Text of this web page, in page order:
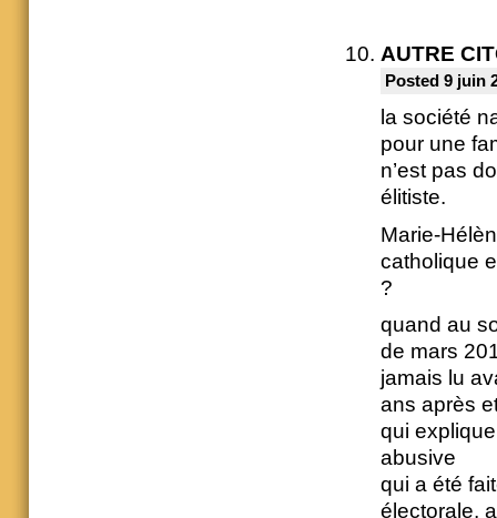
AUTRE
Posted 9 juin
la société
pour une
n’est pas
élitiste.
Marie-
catholique
?
quand au
de mars
jamais lu
ans après
qui
abusive
qui a été
électorale,